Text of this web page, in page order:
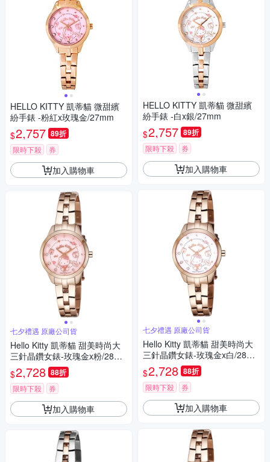
HELLO KITTY 凱蒂貓 微甜繽
紛手錶 -粉紅x玫瑰金/27mm
$2,757 89折
限時下殺 券
加入購物車
七夕禮遇 原廠公司貨
Hello Kitty 凱蒂貓 甜美時尚大
三針晶鑽女錶-玫瑰金x粉/28m
m LK707LRPS 七夕寵愛季 送
禮推薦
$2,728 88折
限時下殺 券
加入購物車
HELLO KITTY 凱蒂貓 微甜繽
紛手錶 -白x銀/27mm
$2,757 89折
限時下殺 券
加入購物車
七夕禮遇 原廠公司貨
Hello Kitty 凱蒂貓 甜美時尚大
三針晶鑽女錶-玫瑰金x白/28m
m LK707LRWS-V 七夕寵愛季
送禮推薦
$2,728 88折
限時下殺 券
加入購物車